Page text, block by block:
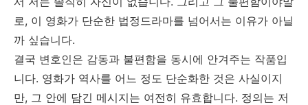
로, 이 영화가 단순한 법정드라마를 넘어서는 이유가 아닐
까 싶습니다.
결국 변호인은 감동과 불편함을 동시에 안겨주는 작품입
니다. 영화가 역사를 어느 정도 단순화한 것은 사실이지
만, 그 안에 담긴 메시지는 여전히 유효합니다. 정의는 저